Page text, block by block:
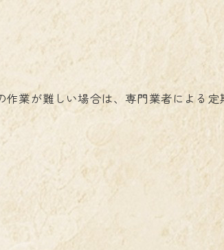
業が難しい場合は、専門業者による定